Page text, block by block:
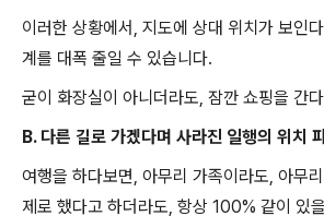
이러한 상황에서, 지도에 상대 위치가 보인
계를 대폭 줄일 수 있습니다.
굳이 화장실이 아니더라도, 잠깐 쇼핑을 간
B. 다른 길로 가겠다며 사라진 일행의 위치
여행을 하다보면, 아무리 가족이라도, 아무
제로 했다고 하더라도, 항상 100% 같이 있